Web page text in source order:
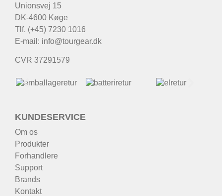
Unionsvej 15
DK-4600 Køge
Tlf. (+45) 7230 1016
E-mail: info@tourgear.dk
CVR 37291579
KUNDESERVICE
Om os
Produkter
Forhandlere
Support
Brands
Kontakt